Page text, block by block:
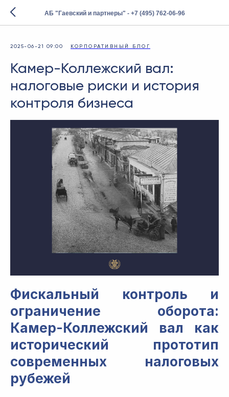
АБ "Гаевский и партнеры" - +7 (495) 762-06-96
2025-06-21 09:00 КОРПОРАТИВНЫЙ БЛОГ
Камер-Коллежский вал:
налоговые риски и история
контроля бизнеса
Фискальный контроль и
ограничение оборота:
Камер-Коллежский вал как
исторический прототип
современных налоговых
рубежей